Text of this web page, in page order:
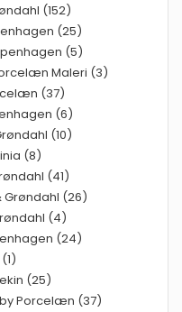
(152)
(25)
(5)
Maleri (3)
(37)
(6)
(10)
(8)
(41)
Grøndahl (26)
(4)
(24)
(25)
Porcelæn (37)